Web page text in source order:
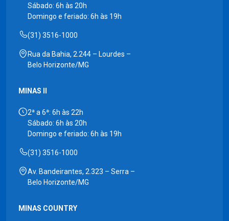
Sábado: 6h às 20h
Domingo e feriado: 6h às 19h
(31) 3516-1000
Rua da Bahia, 2.244 – Lourdes –
Belo Horizonte/MG
MINAS II
2ª a 6ª: 6h às 22h
Sábado: 6h às 20h
Domingo e feriado: 6h às 19h
(31) 3516-1000
Av. Bandeirantes, 2.323 – Serra –
Belo Horizonte/MG
MINAS COUNTRY